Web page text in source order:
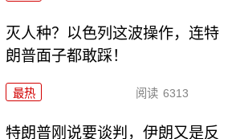
灭人种？以色列这波操作，连特
朗普面子都敢踩！
最热 阅读 6313
特朗普刚说要谈判，伊朗又是反